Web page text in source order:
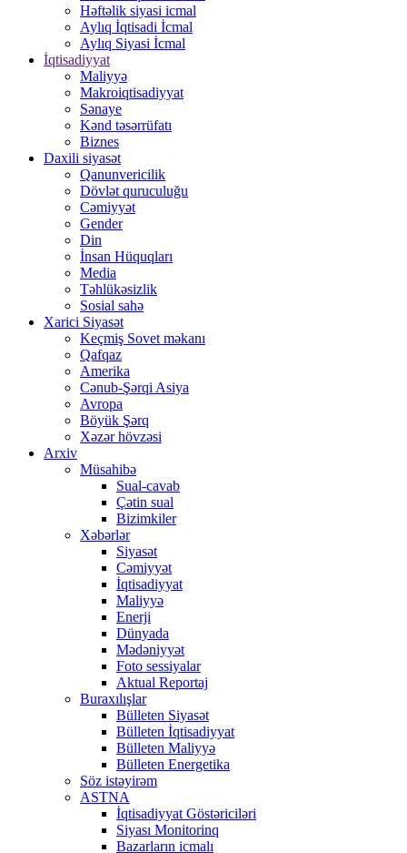
Həftəlik siyasi icmal
Aylıq İqtisadi İcmal
Aylıq Siyasi İcmal
İqtisadiyyat
Maliyyə
Makroiqtisadiyyat
Sənaye
Kənd təsərrüfatı
Biznes
Daxili siyasət
Qanunvericilik
Dövlət quruculuğu
Cəmiyyət
Gender
Din
İnsan Hüquqları
Media
Təhlükəsizlik
Sosial sahə
Xarici Siyasət
Keçmiş Sovet məkanı
Qafqaz
Amerika
Cənub-Şərqi Asiya
Avropa
Böyük Şərq
Xəzər hövzəsi
Arxiv
Müsahibə
Sual-cavab
Çətin sual
Bizimkiler
Xəbərlər
Siyasət
Cəmiyyət
İqtisadiyyat
Maliyyə
Enerji
Dünyada
Mədəniyyət
Foto sessiyalar
Aktual Reportaj
Buraxılışlar
Bülleten Siyasət
Bülleten İqtisadiyyat
Bülleten Maliyyə
Bülleten Energetika
Söz istəyirəm
ASTNA
İqtisadiyyat Göstəriciləri
Siyası Monitorinq
Bazarların icmalı